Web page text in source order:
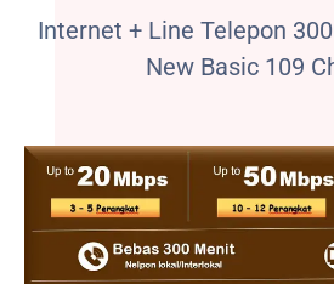
Internet + Line Telepon
New Basic 109